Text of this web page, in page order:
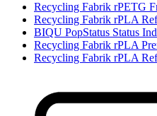
Recycling Fabrik rPETG
Recycling Fabrik rPLA
BIQU PopStatus Status
Recycling Fabrik rPLA
Recycling Fabrik rPLA